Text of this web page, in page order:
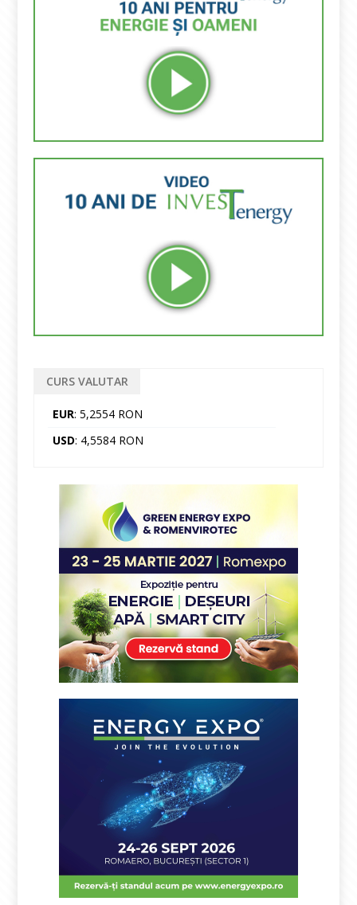
CURS VALUTAR
EUR: 5,2554 RON
USD: 4,5584 RON